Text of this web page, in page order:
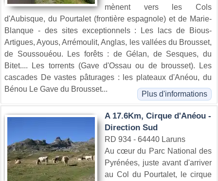
mènent vers les Cols
d'Aubisque, du Pourtalet (frontière espagnole) et de Marie-
Blanque - des sites exceptionnels : Les lacs de Bious-
Artigues, Ayous, Arrémoulit, Anglas, les vallées du Brousset,
de Soussouéou. Les forêts : de Gélan, de Sesques, du
Bitet.... Les torrents (Gave d'Ossau ou de brousset). Les
cascades De vastes pâturages : les plateaux d'Anéou, du
Bénou Le Gave du Brousset...
Plus d'informations
A 17.6Km, Cirque d'Anéou -
Direction Sud
RD 934 - 64440 Laruns
Au cœur du Parc National des
Pyrénées, juste avant d'arriver
au Col du Pourtalet, le cirque